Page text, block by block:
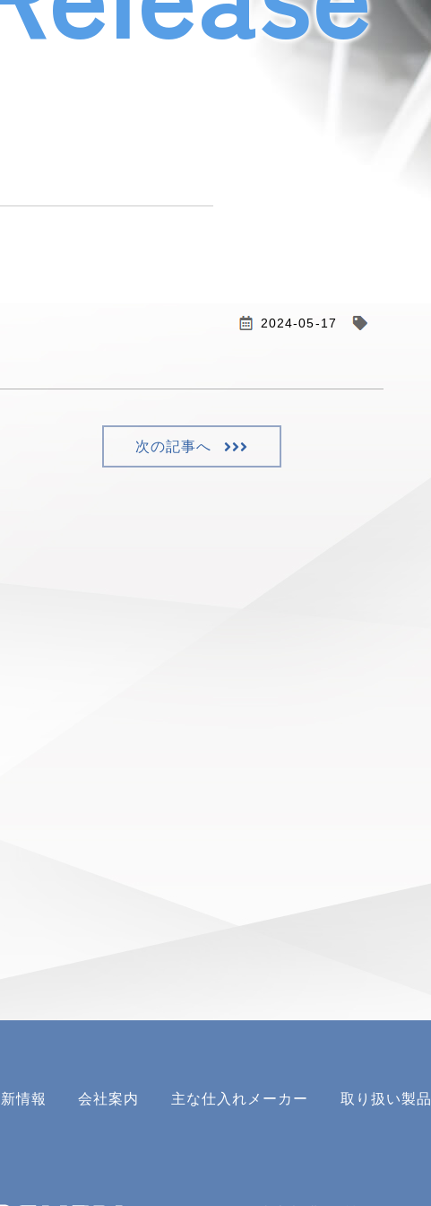
2024-05-17
次の記事へ
情報 会社案内 主な仕入れメーカー 取り扱い製品